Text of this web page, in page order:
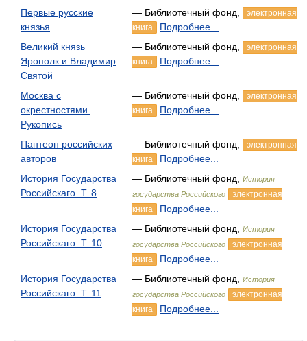
Первые русские
князья
— Библиотечный фонд,
электронная
книга
Подробнее...
Великий князь
Ярополк и Владимир
Святой
— Библиотечный фонд,
электронная
книга
Подробнее...
Москва с
окрестностями.
Рукопись
— Библиотечный фонд,
электронная
книга
Подробнее...
Пантеон российских
авторов
— Библиотечный фонд,
электронная
книга
Подробнее...
История Государства
Российскаго. Т. 8
— Библиотечный фонд,
История
государства Российского
электронная
книга
Подробнее...
История Государства
Российскаго. Т. 10
— Библиотечный фонд,
История
государства Российского
электронная
книга
Подробнее...
История Государства
Российскаго. Т. 11
— Библиотечный фонд,
История
государства Российского
электронная
книга
Подробнее...